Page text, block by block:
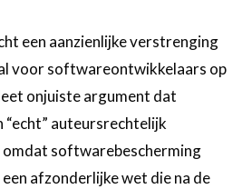
een aanzienlijke verstrenging
voor softwareontwikkelaars op
onjuiste argument dat
auteursrechtelijk
omdat softwarebescherming
afzonderlijke wet die na de